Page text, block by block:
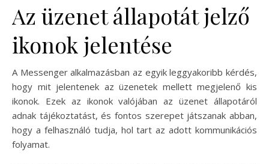
Az üzenet állapotát jelző
ikonok jelentése
A Messenger alkalmazásban az egyik leggyakoribb kérdés,
hogy mit jelentenek az üzenetek mellett megjelenő kis
ikonok. Ezek az ikonok valójában az üzenet állapotáról
adnak tájékoztatást, és fontos szerepet játszanak abban,
hogy a felhasználó tudja, hol tart az adott kommunikációs
folyamat.